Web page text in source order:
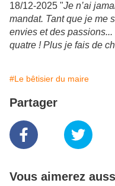
18/12-2025 "Je n’ai
mandat. Tant que je me
envies et des
quatre ! Plus je fais de
#Le bêtisier du maire
Partager
Vous aimerez